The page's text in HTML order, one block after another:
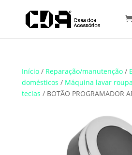
Translate
Início/ Reparação/manutenção/
domésticos / Máquina lavar roupa
teclas / BOTÃO PROGRAMADOR